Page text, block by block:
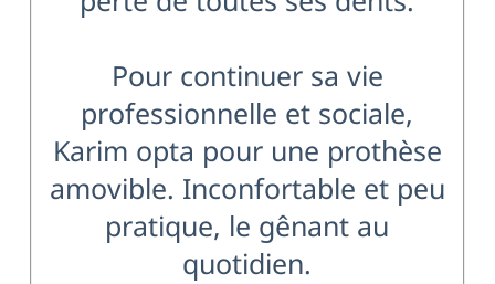
Pour continuer sa vie
professionnelle et sociale,
Karim opta pour une prothèse
amovible. Inconfortable et peu
pratique, le gênant au
quotidien.